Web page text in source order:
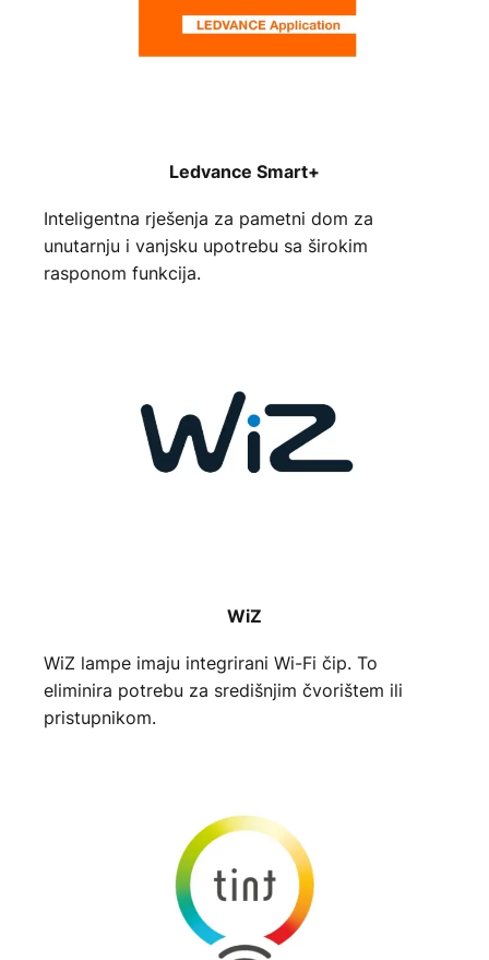
Ledvance Smart+
Inteligentna rješenja za pametni dom za
unutarnju i vanjsku upotrebu sa širokim
rasponom funkcija.
WiZ
WiZ lampe imaju integrirani Wi-Fi čip. To
eliminira potrebu za središnjim čvorištem ili
pristupnikom.